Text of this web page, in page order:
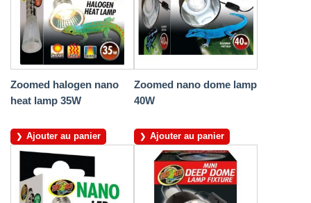
Zoomed halogen nano
heat lamp 35W
Ajouter au panier
Zoomed nano dome lamp
40W
Ajouter au panier